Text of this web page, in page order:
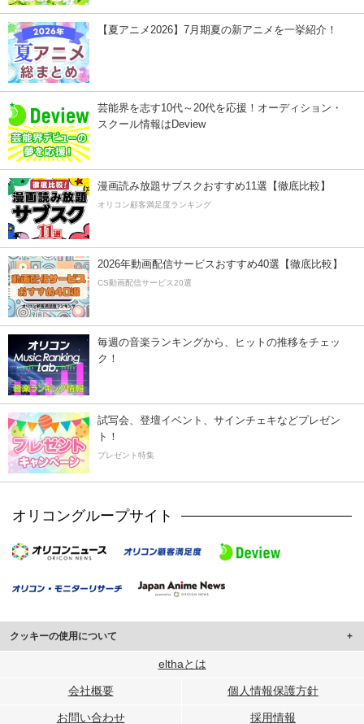
【夏アニメ2026】7月期夏の新アニメを一挙紹介！
芸能界を志す10代～20代を応援！オーディション・
スクール情報はDeview
漫画読み放題サブスクおすすめ11選【徹底比較】
オリコン顧客満足度ランキング
2026年動画配信サービスおすすめ40選【徹底比較】
CS動画配信サービス20選
毎週の音楽ランキングから、ヒットの推移をチェッ
ク！
試写会、登壇イベント、サインチェキなどプレゼン
ト！
プレゼント特集
オリコングループサイト
クッキーの使用について
このサイトでは Cookie を使用して、ユーザーに合わせたコンテンツや広告の
行っています。
メディアや広告配信、データ解析の各パートナーに提供しています。
elthaとは
会社概要 個人情報保護方針
お問い合わせ 採用情報